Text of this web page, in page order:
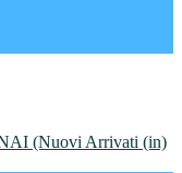
(Nuovi Arrivati (in)